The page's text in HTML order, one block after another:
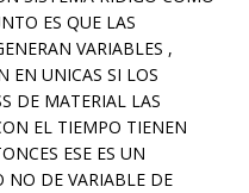
ES QUE LAS
VARIABLES ,
EN UNICAS SI LOS
DE MATERIAL LAS
EL TIEMPO TIENEN
ESE ES UN
NO DE VARIABLE DE